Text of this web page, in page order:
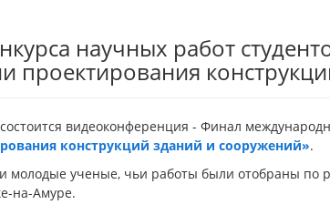
научных работ
проектирования
состоится видеоконференция - Финал
конструкций зданий и сооружений».
молодые ученые, чьи работы были отобраны по
на-Амуре.